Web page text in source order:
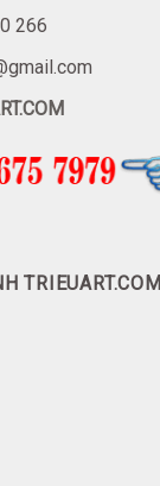
266
TRIEUART.COM